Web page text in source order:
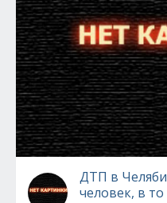
ДТП в
человек, в